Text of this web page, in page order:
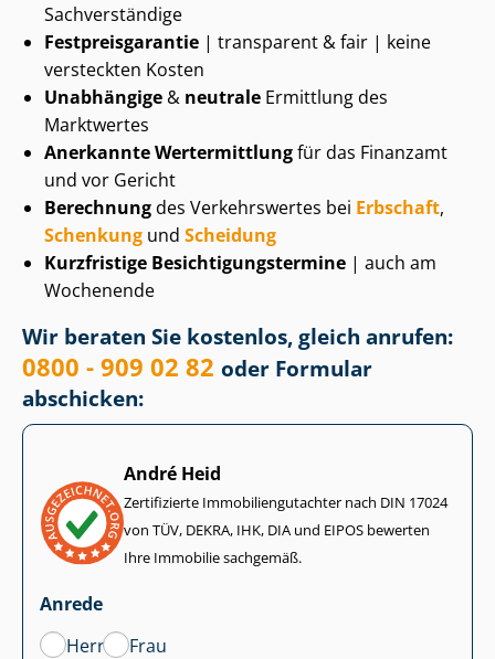
Sachverständige
Fest­preis­ga­ran­tie | transparent & fair | keine
versteckten Kosten
Unabhängige & neutrale Ermittlung des
Marktwertes
Anerkannte Wertermittlungfür das Finanzamt
und vor Gericht
Berechnungdes Verkehrswertes bei Erbschaft,
Schenkung und Scheidung
Kurzfristige Be­sich­ti­gungs­ter­mi­ne | auch am
Wochenende
Wir beraten Sie kostenlos, gleich anrufen:
0800 - 909 02 82 oder Formular
abschicken:
André Heid
Zertifizierte Im­mo­bi­li­en­gut­ach­ter nach DIN 17024
von TÜV, DEKRA, IHK, DIA und EIPOS bewerten
Ihre Immobilie sachgemäß.
Anrede
Herr
Frau